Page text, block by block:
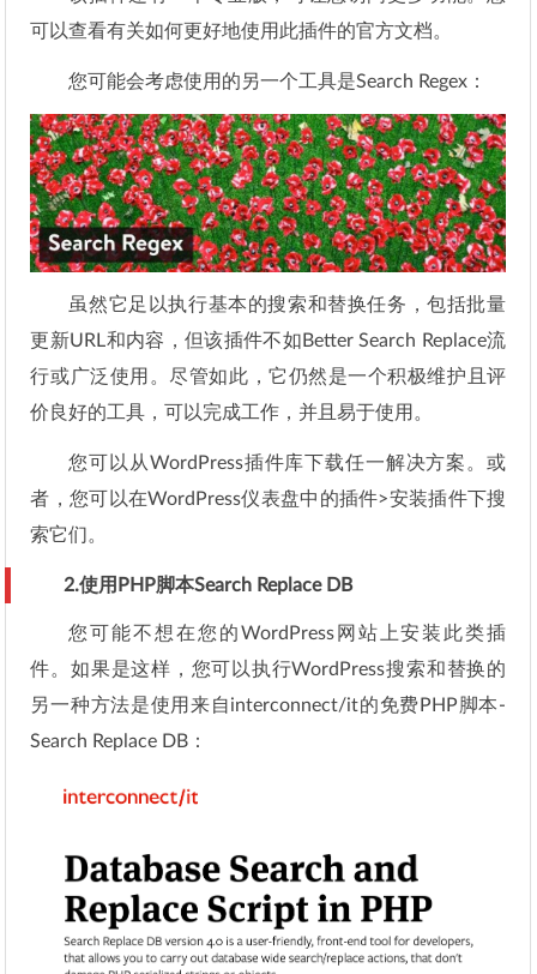
可以查看有关如何更好地使用此插件的官方文档。
您可能会考虑使用的另一个工具是Search Regex：
虽然它足以执行基本的搜索和替换任务，包括批量
更新URL和内容，但该插件不如Better Search Replace流
行或广泛使用。尽管如此，它仍然是一个积极维护且评
价良好的工具，可以完成工作，并且易于使用。
您可以从WordPress插件库下载任一解决方案。或
者，您可以在WordPress仪表盘中的插件>安装插件下搜
索它们。
2.使用PHP脚本Search Replace DB
您可能不想在您的WordPress网站上安装此类插
件。如果是这样，您可以执行WordPress搜索和替换的
另一种方法是使用来自interconnect/it的免费PHP脚本-
Search Replace DB：